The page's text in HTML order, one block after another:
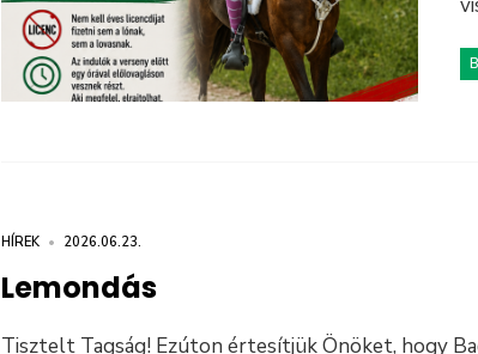
HÍREK • 2026.06.23.
Lemondás
Tisztelt Tagság! Ezúton értesítjük Önöket, hogy